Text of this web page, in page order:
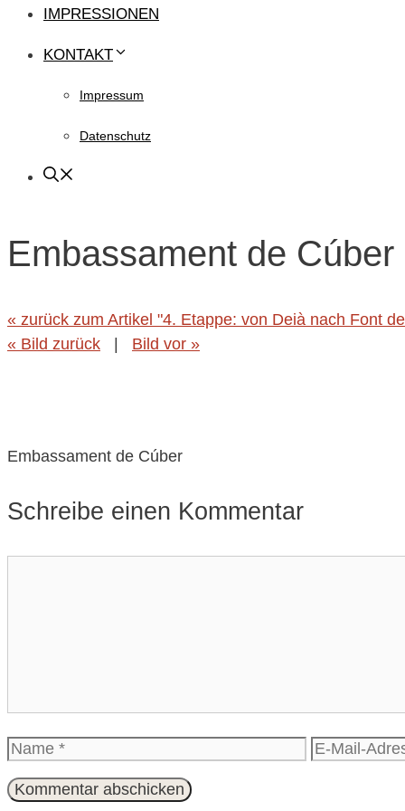
IMPRESSIONEN
KONTAKT
Impressum
Datenschutz
Embassament de Cúber
« zurück zum Artikel "4. Etappe: von Deià nach Font
« Bild zurück
| Bild vor »
Embassament de Cúber
Schreibe einen Kommentar
Name
E-